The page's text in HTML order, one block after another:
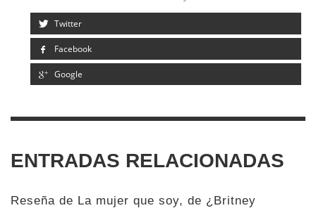
Twitter
Facebook
Google
ENTRADAS RELACIONADAS
Reseña de La mujer que soy, de ¿Britney